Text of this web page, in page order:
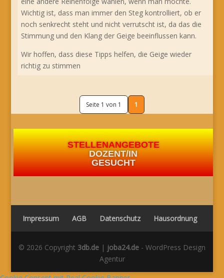
Wichtig ist, dass man immer den Steg kontrolliert, ob er
noch senkrecht steht und nicht verrutscht ist, da das die
Stimmung und den Klang der Geige beeinflussen kann.
Wir hoffen, dass diese Tipps helfen, die Geige wieder
richtig zu stimmen
Seite 1 von 1 1
STELLENANGEBOTE
DOZENT/IN
GESUCHT
Impressum AGB Datenschutz Hausordnung
© 2026 Copyright 3db.de | joba24.de - WordPress Design
Agentur